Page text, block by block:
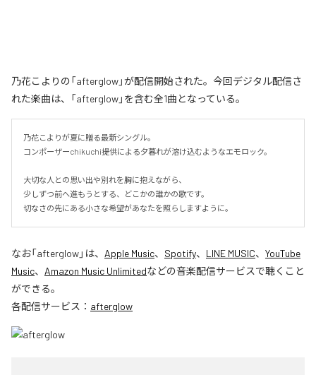
乃花こよりの「afterglow」が配信開始された。今回デジタル配信さ
れた楽曲は、「afterglow」を含む全1曲となっている。
乃花こよりが夏に贈る最新シングル。
コンポーザーchikuchi提供による夕暮れが溶け込むようなエモロック。
大切な人との思い出や別れを胸に抱えながら、
少しずつ前へ進もうとする、どこかの誰かの歌です。
切なさの先にある小さな希望があなたを照らしますように。
なお「afterglow」は、 Apple Music、 Spotify、 LINE MUSIC、 YouTube
Music、 Amazon Music Unlimitedなどの音楽配信サービスで聴くこと
ができる。
各配信サービス： afterglow